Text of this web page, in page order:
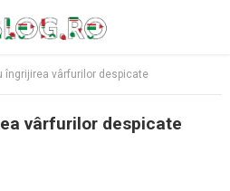
îngrijirea vârfurilor despicate
vârfurilor despicate